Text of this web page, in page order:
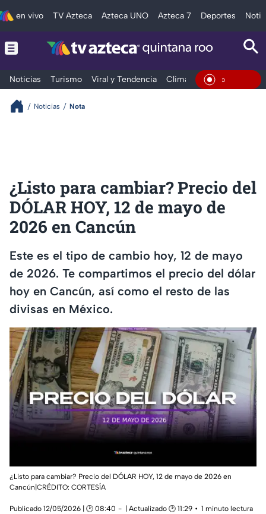
en vivo TV Azteca Azteca UNO Azteca 7 Deportes
Noticias Turismo Viral y Tendencia Clima Tráfico En Vivo
Noticias Nota
¿Listo para cambiar? Precio del
DÓLAR HOY, 12 de mayo de
2026 en Cancún
Este es el tipo de cambio hoy, 12 de mayo
de 2026. Te compartimos el precio del dólar
hoy en Cancún, así como el resto de las
divisas en México.
¿Listo para cambiar? Precio del DÓLAR HOY, 12 de mayo de 2026 en
Cancún|CRÉDITO: CORTESÍA
Publicado 12/05/2026 | 🕑 08:40 | Actualizado 🕑 11:29
1 minuto lectura